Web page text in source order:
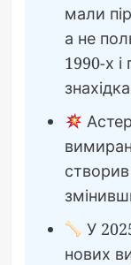
мали
а не
1990-х
У
нових